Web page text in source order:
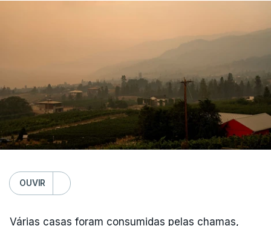
OUVIR
Várias casas foram consumidas pelas chamas,